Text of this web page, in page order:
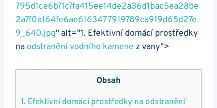
795d1ce6b71c7fa415ee14de2a36d1bac5ea28be
2a7f0a164fe6ae6163477919789ca919d65d27e
9_640.jpg" alt="1. Efektivní domácí prostředky
na odstranění vodního kamene z vany">
Obsah
1. Efektivní domácí prostředky na odstranění